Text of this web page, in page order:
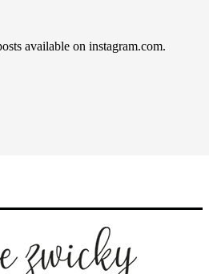
available on instagram.com.